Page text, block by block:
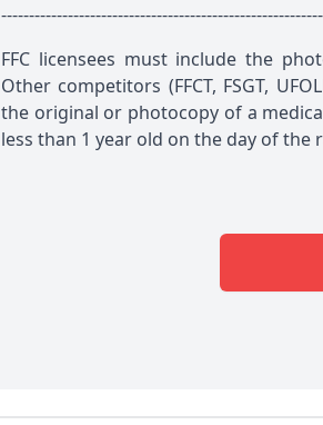
FFC licensees must include the
Other competitors (FFCT, FSGT,
the original or photocopy of a
less than 1 year old on the day of the